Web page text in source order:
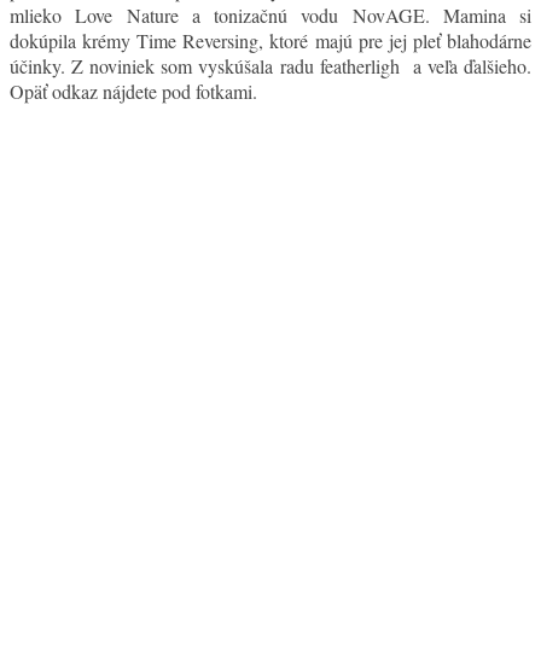
mlieko Love Nature a tonizačnú vodu NovAGE. Mamina si
dokúpila krémy Time Reversing, ktoré majú pre jej pleť blahodárne
účinky. Z noviniek som vyskúšala radu featherligh a veľa ďalšieho.
Opäť odkaz nájdete pod fotkami.